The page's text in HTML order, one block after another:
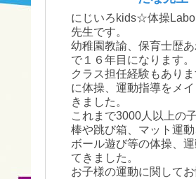
にじいろkids☆体操
先生です。
幼稚園教諭、保育士歴
で１６年目になります。
クラス担任経験もあり
に体操、運動指導をメ
きました。
これまで3000人以上の
棒や跳び箱、マット運動
ボール遊び等の体操、
てきました。
お子様の運動に関して